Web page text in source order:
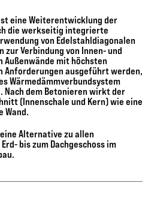
eine Weiterentwicklung der
die werkseitig integrierte
von Edelstahldiagonalen
zur Verbindung von Innen- und
Außenwände mit höchsten
Anforderungen ausgeführt werden,
Wärmedämmverbundsystem
Nach dem Betonieren wirkt der
(Innenschale und Kern) wie eine
Wand.
Alternative zu allen
bis zum Dachgeschoss im